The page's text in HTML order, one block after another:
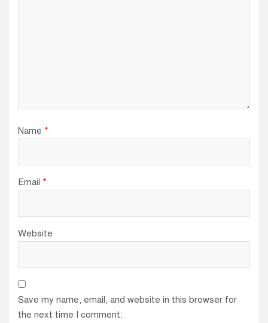
Name *
Email *
Website
Save my name, email, and website in this browser for
the next time I comment.